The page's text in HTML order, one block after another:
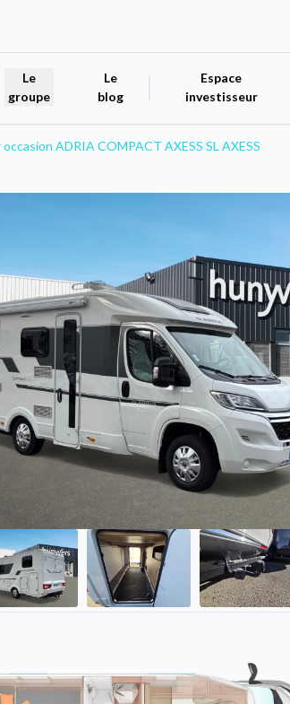
Le
groupe
Le
blog
Espace
investisseur
ADRIA COMPACT AXESS SL AXESS